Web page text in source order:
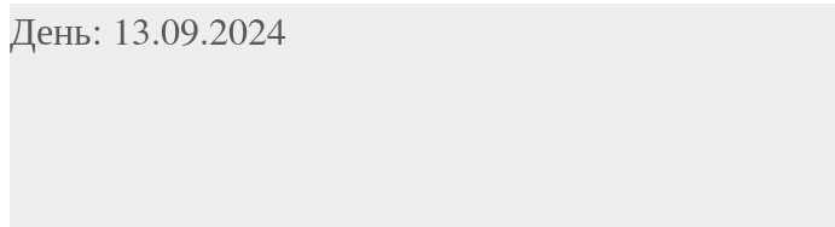
День: 13.09.2024